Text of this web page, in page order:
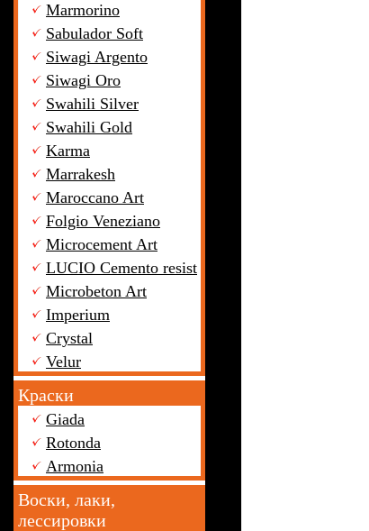
Marmorino
Sabulador Soft
Siwagi Argento
Siwagi Oro
Swahili Silver
Swahili Gold
Karma
Marrakesh
Maroccano Art
Folgio Veneziano
Microcement Art
LUCIO Cemento resist
Microbeton Art
Imperium
Crystal
Velur
Краски
Giada
Rotonda
Armonia
Воски, лаки,
лессировки